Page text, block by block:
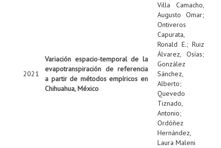
2021
Variación espacio-temporal de la
evapotranspiración de referencia
a partir de métodos empíricos en
Chihuahua, México
Villa Camacho,
Augusto Omar;
Ontiveros
Capurata,
Ronald E.; Ruiz
Álvarez, Osías;
González
Sánchez,
Alberto;
Quevedo
Tiznado,
Antonio;
Ordóñez
Hernández,
Laura Maleni